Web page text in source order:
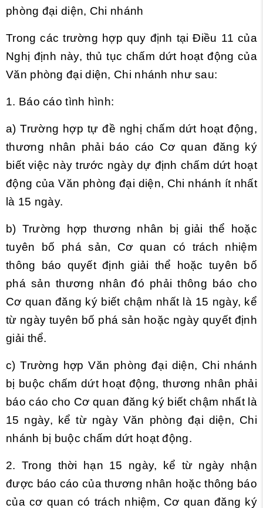
phòng đại diện, Chi nhánh
Trong các trường hợp quy định tại Điều 11 của
Nghị định này, thủ tục chấm dứt hoạt động của
Văn phòng đại diện, Chi nhánh như sau:
1. Báo cáo tình hình:
a) Trường hợp tự đề nghị chấm dứt hoạt động,
thương nhân phải báo cáo Cơ quan đăng ký
biết việc này trước ngày dự định chấm dứt hoạt
động của Văn phòng đại diện, Chi nhánh ít nhất
là 15 ngày.
b) Trường hợp thương nhân bị giải thể hoặc
tuyên bố phá sản, Cơ quan có trách nhiệm
thông báo quyết định giải thể hoặc tuyên bố
phá sản thương nhân đó phải thông báo cho
Cơ quan đăng ký biết chậm nhất là 15 ngày, kể
từ ngày tuyên bố phá sản hoặc ngày quyết định
giải thể.
c) Trường hợp Văn phòng đại diện, Chi nhánh
bị buộc chấm dứt hoạt động, thương nhân phải
báo cáo cho Cơ quan đăng ký biết chậm nhất là
15 ngày, kể từ ngày Văn phòng đại diện, Chi
nhánh bị buộc chấm dứt hoạt động.
2. Trong thời hạn 15 ngày, kể từ ngày nhận
được báo cáo của thương nhân hoặc thông báo
của cơ quan có trách nhiệm, Cơ quan đăng ký